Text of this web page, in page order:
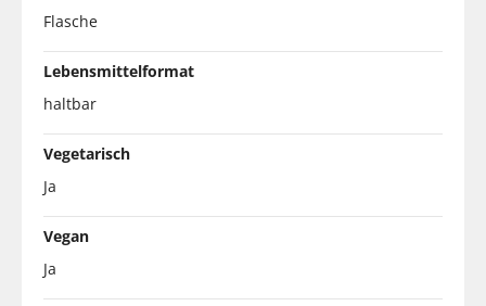
Flasche
Lebensmittelformat
haltbar
Vegetarisch
Ja
Vegan
Ja